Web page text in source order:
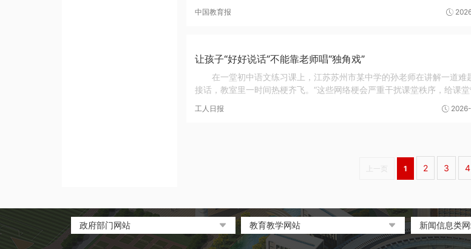
中国教育报
让孩子“好好说话”不能靠老师唱“独角戏”
在一堂初中语文练习课上，江苏苏州市某中学的孙老师在讲解一道
接话，教室里一时间热梗齐飞。“这些网络梗会严重干扰课堂秩序，给课
工人日报
上一页 1 2 3 4
政府部门网站
中国政府网
教育教学网站
教育部政府门户网站
新闻信息类
环球网